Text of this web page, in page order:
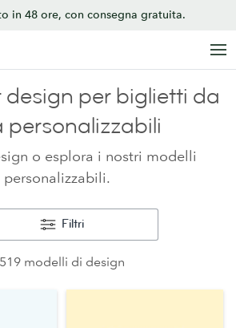
in 48 ore, con consegna gratuita.
design per biglietti da
personalizzabili
o esplora i nostri modelli
personalizzabili.
Filtri
519 modelli di design